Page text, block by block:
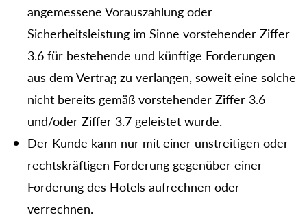
angemessene Vorauszahlung oder
Sicherheitsleistung im Sinne vorstehender Ziffer
3.6 für bestehende und künftige Forderungen
aus dem Vertrag zu verlangen, soweit eine solche
nicht bereits gemäß vorstehender Ziffer 3.6
und/oder Ziffer 3.7 geleistet wurde.
Der Kunde kann nur mit einer unstreitigen oder
rechtskräftigen Forderung gegenüber einer
Forderung des Hotels aufrechnen oder
verrechnen.